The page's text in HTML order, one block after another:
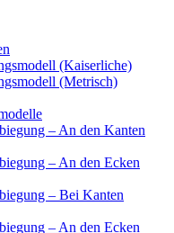
(Kaiserliche)
(Metrisch)
– An den Kanten
– An den Ecken
– Bei Kanten
– An den Ecken